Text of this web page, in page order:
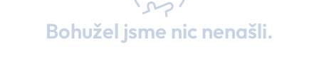
Bohužel jsme nic nenašli.